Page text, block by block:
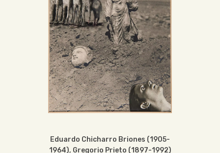
Eduardo Chicharro Briones (1905-
1964), Gregorio Prieto (1897-1992)